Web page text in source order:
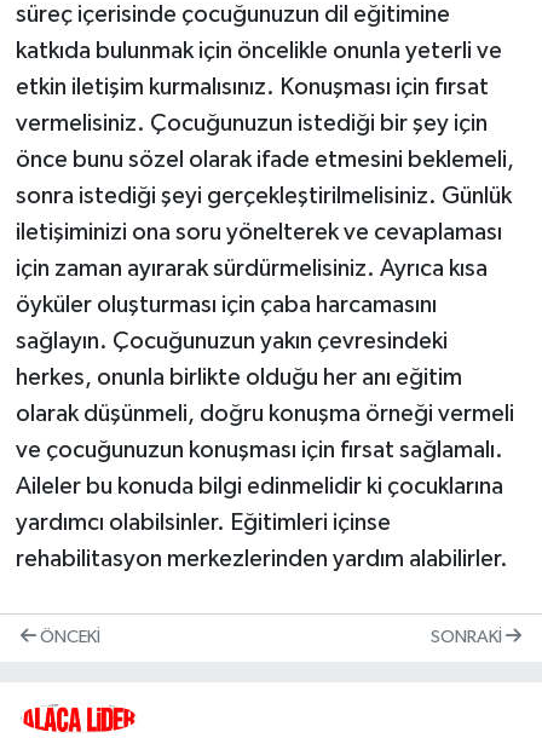
süreç içerisinde çocuğunuzun dil eğitimine
katkıda bulunmak için öncelikle onunla yeterli ve
etkin iletişim kurmalısınız. Konuşması için fırsat
vermelisiniz. Çocuğunuzun istediği bir şey için
önce bunu sözel olarak ifade etmesini beklemeli,
sonra istediği şeyi gerçekleştirilmelisiniz. Günlük
iletişiminizi ona soru yönelterek ve cevaplaması
için zaman ayırarak sürdürmelisiniz. Ayrıca kısa
öyküler oluşturması için çaba harcamasını
sağlayın. Çocuğunuzun yakın çevresindeki
herkes, onunla birlikte olduğu her anı eğitim
olarak düşünmeli, doğru konuşma örneği vermeli
ve çocuğunuzun konuşması için fırsat sağlamalı.
Aileler bu konuda bilgi edinmelidir ki çocuklarına
yardımcı olabilsinler. Eğitimleri içinse
rehabilitasyon merkezlerinden yardım alabilirler.
ÖNCEKI SONRAKI